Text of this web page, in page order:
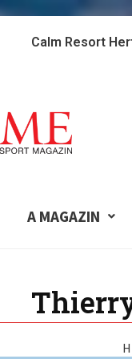
Calm Resort
A MAGAZIN